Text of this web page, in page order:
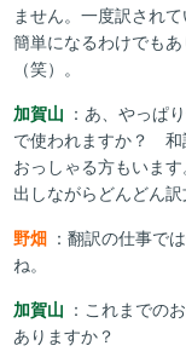
ません。一度訳され
簡単になるわけでも
（笑）。
加賀山 ：あ、やっぱ
で使われますか？ 和
おっしゃる方もいま
出しながらどんどん
野畑 ：翻訳の仕事で
ね。
加賀山 ：これまでの
ありますか？